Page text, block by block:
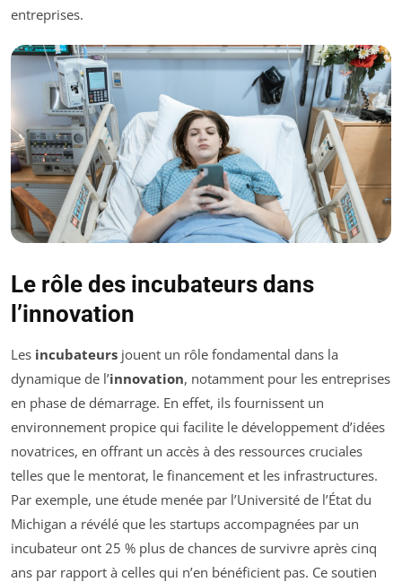
entreprises.
Le rôle des incubateurs dans
l’innovation
Les incubateurs jouent un rôle fondamental dans la
dynamique de l’innovation, notamment pour les entreprises
en phase de démarrage. En effet, ils fournissent un
environnement propice qui facilite le développement d’idées
novatrices, en offrant un accès à des ressources cruciales
telles que le mentorat, le financement et les infrastructures.
Par exemple, une étude menée par l’Université de l’État du
Michigan a révélé que les startups accompagnées par un
incubateur ont 25 % plus de chances de survivre après cinq
ans par rapport à celles qui n’en bénéficient pas. Ce soutien